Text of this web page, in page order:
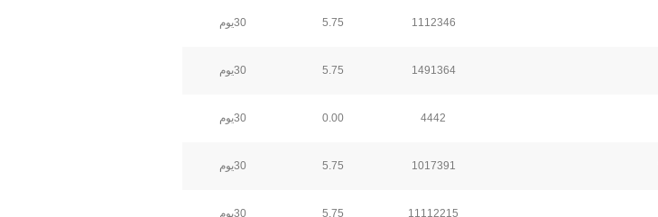
1112346
5.75 30يوم
1491364
5.75 30يوم
4442
0.00 30يوم
1017391
5.75 30يوم
11112215
5.75 30يوم